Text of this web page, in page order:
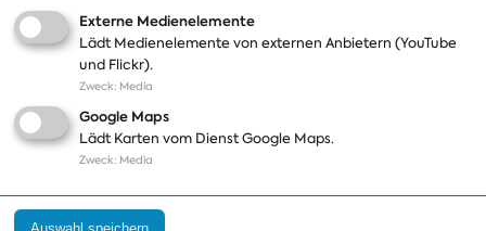
Termine
Jobs und Ausbildung
Häufige Fragen
Podcast
Abonnements
Aktualisierungen
Kontakt
Impressum
Externe Medienelemente
Lädt Medienelemente von externen Anbietern (YouTube
und Flickr).
Zweck: Media
Google Maps
Lädt Karten vom Dienst Google Maps.
Zweck: Media